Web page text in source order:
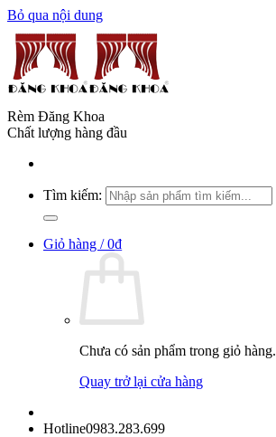
Bỏ qua nội dung
Rèm Đăng Khoa
Chất lượng hàng đầu
Tìm kiếm:
Giỏ hàng /0₫
Chưa có sản phẩm trong giỏ hàng.
Quay trở lại cửa hàng
Hotline0983.283.699